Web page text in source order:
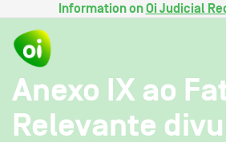
Information onOi Judicial
Anexo IX ao
Relevante